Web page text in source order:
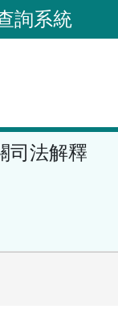
詢系統
司法解釋